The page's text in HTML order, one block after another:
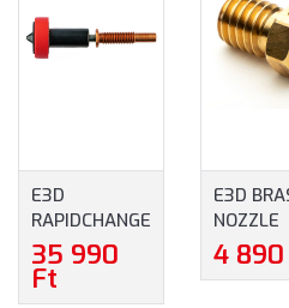
E3D
RAPIDCHANGE
REVO 0,4MM
OBXIDIAN
35 990
Ft
E3D
NOZZLE
0,50MM
4